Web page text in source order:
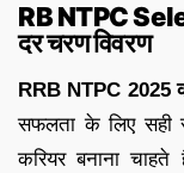
RB NTPC
दर चरण विवरण
RRB NTPC 2025
सफलता के लिए सही
करियर बनाना